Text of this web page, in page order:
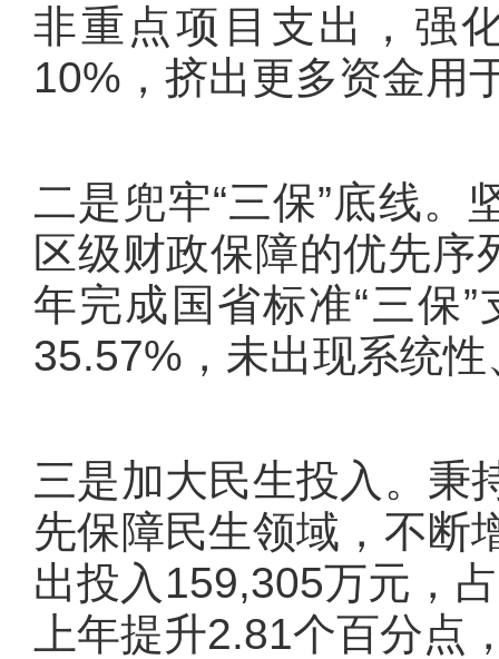
非重点项目支出，强
10%，挤出更多资金用
二是兜牢“三保”底线。
区级财政保障的优先序
年完成国省标准“三保
35.57%，未出现系统性
三是加大民生投入。秉
先保障民生领域，不断
出投入159,305万元，
上年提升2.81个百分点